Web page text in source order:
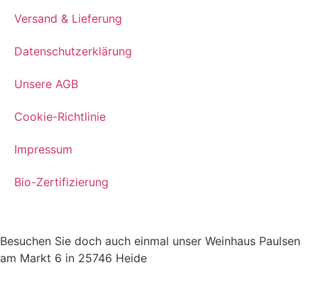
Versand & Lieferung
Datenschutzerklärung
Unsere AGB
Cookie-Richtlinie
Impressum
Bio-Zertifizierung
Besuchen Sie doch auch einmal unser Weinhaus Paulsen
am Markt 6 in 25746 Heide